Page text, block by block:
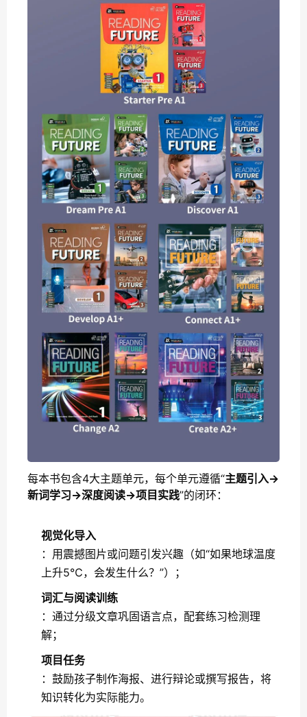
每本书包含4大主题单元，每个单元遵循“主题引入→
新词学习→深度阅读→项目实践”的闭环：
视觉化导入
：用震撼图片或问题引发兴趣（如“如果地球温度
上升5℃，会发生什么？”）；
词汇与阅读训练
：通过分级文章巩固语言点，配套练习检测理
解；
项目任务
：鼓励孩子制作海报、进行辩论或撰写报告，将
知识转化为实际能力。